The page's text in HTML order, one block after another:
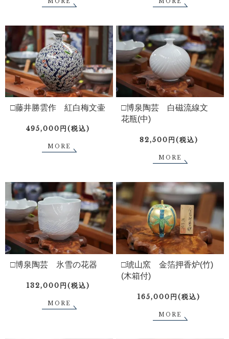
MORE MORE
□藤井勝雲作 紅白梅文壷
495,000円(税込)
MORE
□博泉陶芸 白磁流線文
花瓶(中)
82,500円(税込)
MORE
□博泉陶芸 氷雪の花器
132,000円(税込)
MORE
□琥山窯 金箔押香炉(竹)
(木箱付)
165,000円(税込)
MORE